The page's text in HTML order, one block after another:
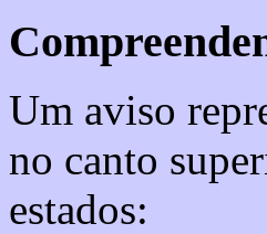
Um aviso
no canto
estados: